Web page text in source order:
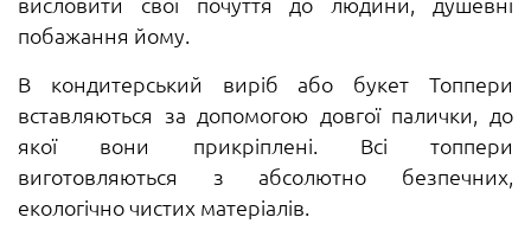
побажання йому.
В кондитерський виріб або букет Топпери
вставляються за допомогою довгої палички, до
якої вони прикріплені. Всі топпери
виготовляються з абсолютно безпечних,
екологічно чистих матеріалів.